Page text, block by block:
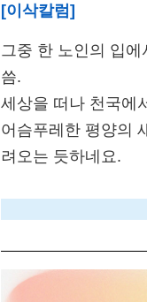
[이삭칼럼]
그중 한 노인의 입
씀.
세상을 떠나 천국에
어슴푸레한 평양의
려오는 듯하네요.